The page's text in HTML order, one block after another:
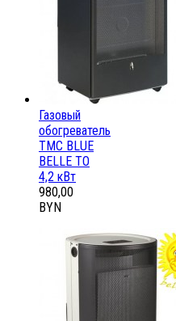
Газовый
обогреватель
ТМС BLUE
BELLE ТО
4,2 кВт
980,00
BYN